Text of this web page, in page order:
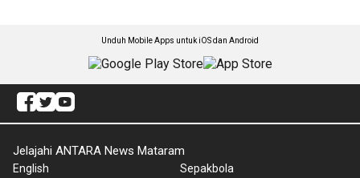
Unduh Mobile Apps untuk iOS dan Android
Jelajahi ANTARA News Mataram
English
Sepakbola